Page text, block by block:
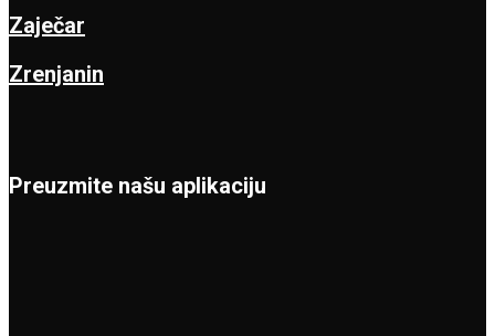
Zaječar
Zrenjanin
Preuzmite našu aplikaciju